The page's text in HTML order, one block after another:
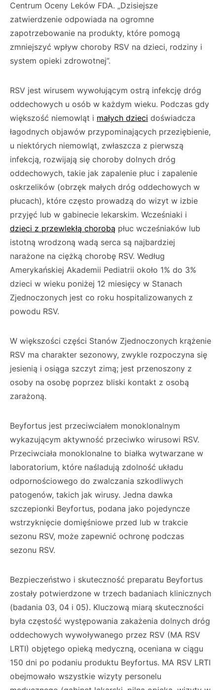
Centrum Oceny Leków FDA. „Dzisiejsze
zatwierdzenie odpowiada na ogromne
zapotrzebowanie na produkty, które pomogą
zmniejszyć wpływ choroby RSV na dzieci, rodziny i
system opieki zdrowotnej”.
RSV jest wirusem wywołującym ostrą infekcję dróg
oddechowych u osób w każdym wieku. Podczas gdy
większość niemowląt i małych dzieci doświadcza
łagodnych objawów przypominających przeziębienie,
u niektórych niemowląt, zwłaszcza z pierwszą
infekcją, rozwijają się choroby dolnych dróg
oddechowych, takie jak zapalenie płuc i zapalenie
oskrzelików (obrzęk małych dróg oddechowych w
płucach), które często prowadzą do wizyt w izbie
przyjęć lub w gabinecie lekarskim. Wcześniaki i
dzieci z przewlekłą chorobą płuc wcześniaków lub
istotną wrodzoną wadą serca są najbardziej
narażone na ciężką chorobę RSV. Według
Amerykańskiej Akademii Pediatrii około 1% do 3%
dzieci w wieku poniżej 12 miesięcy w Stanach
Zjednoczonych jest co roku hospitalizowanych z
powodu RSV.
W większości części Stanów Zjednoczonych krążenie
RSV ma charakter sezonowy, zwykle rozpoczyna się
jesienią i osiąga szczyt zimą; jest przenoszony z
osoby na osobę poprzez bliski kontakt z osobą
zarażoną.
Beyfortus jest przeciwciałem monoklonalnym
wykazującym aktywność przeciwko wirusowi RSV.
Przeciwciała monoklonalne to białka wytwarzane w
laboratorium, które naśladują zdolność układu
odpornościowego do zwalczania szkodliwych
patogenów, takich jak wirusy. Jedna dawka
szczepionki Beyfortus, podana jako pojedyncze
wstrzyknięcie domięśniowe przed lub w trakcie
sezonu RSV, może zapewnić ochronę podczas
sezonu RSV.
Bezpieczeństwo i skuteczność preparatu Beyfortus
zostały potwierdzone w trzech badaniach klinicznych
(badania 03, 04 i 05). Kluczową miarą skuteczności
była częstość występowania zakażenia dolnych dróg
oddechowych wywoływanego przez RSV (MA RSV
LRTI) objętego opieką medyczną, oceniana w ciągu
150 dni po podaniu produktu Beyfortus. MA RSV LRTI
obejmowało wszystkie wizyty personelu